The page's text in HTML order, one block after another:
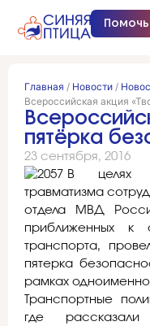
Главная / Новости /
Всероссийская акция
пятёрка
23 сентября, 2016
В целях
травматизма
отдела МВД
приближенных к
транспорта,
пятерка
рамках
Транспортные
где